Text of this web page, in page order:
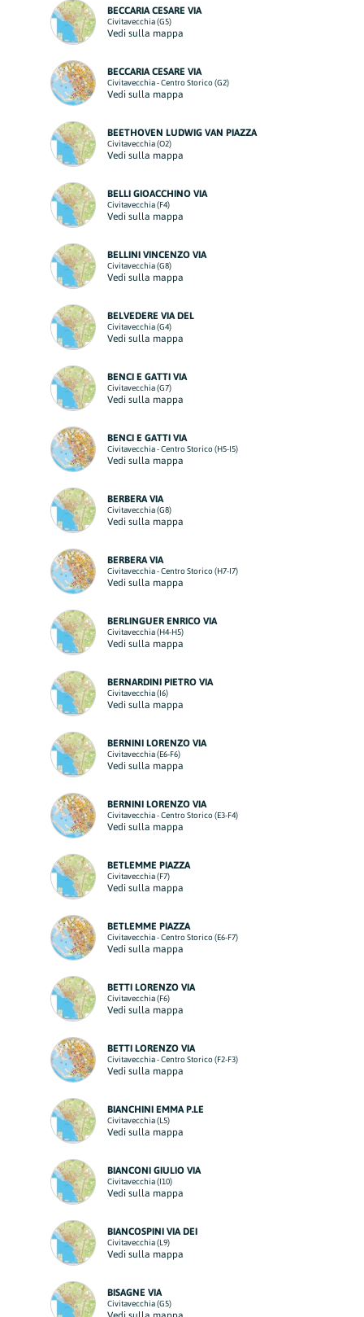
BECCARIA CESARE VIA
Civitavecchia (G5)
Vedi sulla mappa
BECCARIA CESARE VIA
Civitavecchia - Centro Storico (G2)
Vedi sulla mappa
BEETHOVEN LUDWIG VAN PIAZZA
Civitavecchia (O2)
Vedi sulla mappa
BELLI GIOACCHINO VIA
Civitavecchia (F4)
Vedi sulla mappa
BELLINI VINCENZO VIA
Civitavecchia (G8)
Vedi sulla mappa
BELVEDERE VIA DEL
Civitavecchia (G4)
Vedi sulla mappa
BENCI E GATTI VIA
Civitavecchia (G7)
Vedi sulla mappa
BENCI E GATTI VIA
Civitavecchia - Centro Storico (H5-I5)
Vedi sulla mappa
BERBERA VIA
Civitavecchia (G8)
Vedi sulla mappa
BERBERA VIA
Civitavecchia - Centro Storico (H7-I7)
Vedi sulla mappa
BERLINGUER ENRICO VIA
Civitavecchia (H4-H5)
Vedi sulla mappa
BERNARDINI PIETRO VIA
Civitavecchia (I6)
Vedi sulla mappa
BERNINI LORENZO VIA
Civitavecchia (E6-F6)
Vedi sulla mappa
BERNINI LORENZO VIA
Civitavecchia - Centro Storico (E3-F4)
Vedi sulla mappa
BETLEMME PIAZZA
Civitavecchia (F7)
Vedi sulla mappa
BETLEMME PIAZZA
Civitavecchia - Centro Storico (E6-F7)
Vedi sulla mappa
BETTI LORENZO VIA
Civitavecchia (F6)
Vedi sulla mappa
BETTI LORENZO VIA
Civitavecchia - Centro Storico (F2-F3)
Vedi sulla mappa
BIANCHINI EMMA P.LE
Civitavecchia (L5)
Vedi sulla mappa
BIANCONI GIULIO VIA
Civitavecchia (I10)
Vedi sulla mappa
BIANCOSPINI VIA DEI
Civitavecchia (L9)
Vedi sulla mappa
BISAGNE VIA
Civitavecchia (G5)